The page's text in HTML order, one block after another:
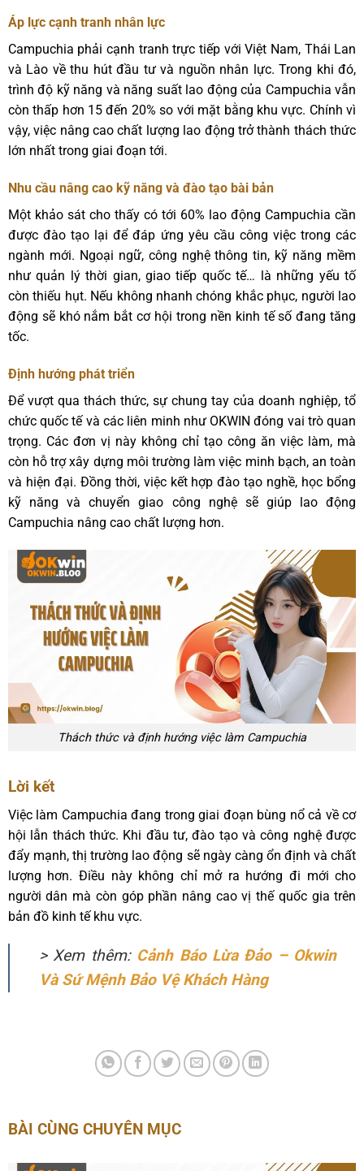
Áp lực cạnh tranh nhân lực
Campuchia phải cạnh tranh trực tiếp với Việt Nam, Thái Lan
và Lào về thu hút đầu tư và nguồn nhân lực. Trong khi đó,
trình độ kỹ năng và năng suất lao động của Campuchia vẫn
còn thấp hơn 15 đến 20% so với mặt bằng khu vực. Chính vì
vậy, việc nâng cao chất lượng lao động trở thành thách thức
lớn nhất trong giai đoạn tới.
Nhu cầu nâng cao kỹ năng và đào tạo bài bản
Một khảo sát cho thấy có tới 60% lao động Campuchia cần
được đào tạo lại để đáp ứng yêu cầu công việc trong các
ngành mới. Ngoại ngữ, công nghệ thông tin, kỹ năng mềm
như quản lý thời gian, giao tiếp quốc tế… là những yếu tố
còn thiếu hụt. Nếu không nhanh chóng khắc phục, người lao
động sẽ khó nắm bắt cơ hội trong nền kinh tế số đang tăng
tốc.
Định hướng phát triển
Để vượt qua thách thức, sự chung tay của doanh nghiệp, tổ
chức quốc tế và các liên minh như OKWIN đóng vai trò quan
trọng. Các đơn vị này không chỉ tạo công ăn việc làm, mà
còn hỗ trợ xây dựng môi trường làm việc minh bạch, an toàn
và hiện đại. Đồng thời, việc kết hợp đào tạo nghề, học bổng
kỹ năng và chuyển giao công nghệ sẽ giúp lao động
Campuchia nâng cao chất lượng hơn.
Thách thức và định hướng việc làm Campuchia
Lời kết
Việc làm Campuchia đang trong giai đoạn bùng nổ cả về cơ
hội lẫn thách thức. Khi đầu tư, đào tạo và công nghệ được
đẩy mạnh, thị trường lao động sẽ ngày càng ổn định và chất
lượng hơn. Điều này không chỉ mở ra hướng đi mới cho
người dân mà còn góp phần nâng cao vị thế quốc gia trên
bản đồ kinh tế khu vực.
> Xem thêm: Cảnh Báo Lừa Đảo – Okwin
Và Sứ Mệnh Bảo Vệ Khách Hàng
BÀI CÙNG CHUYÊN MỤC